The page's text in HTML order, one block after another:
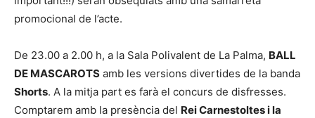
promocional de l’acte.
De 23.00 a 2.00 h, a la Sala Polivalent de La Palma, BALL
DE MASCAROTS amb les versions divertides de la banda
Shorts. A la mitja part es farà el concurs de disfresses.
Comptarem amb la presència del Rei Carnestoltes i la